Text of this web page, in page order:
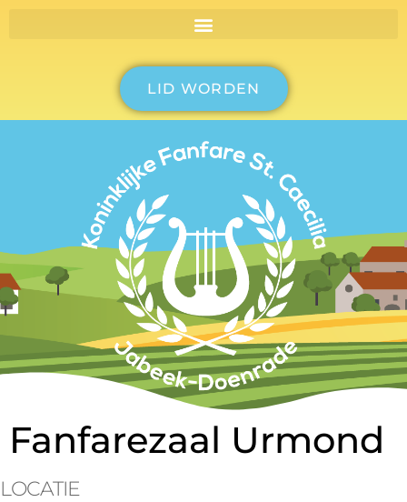
LID WORDEN
Fanfarezaal Urmond
LOCATIE